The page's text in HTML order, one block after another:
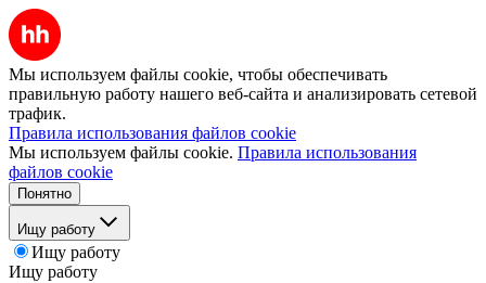
Мы используем файлы cookie, чтобы обеспечивать
правильную работу нашего веб-сайта и анализировать сетевой
трафик.
Правила использования файлов cookie
Мы используем файлы cookie. Правила использования
файлов cookie
Понятно
Ищу работу
Ищу работу
Ищу работу